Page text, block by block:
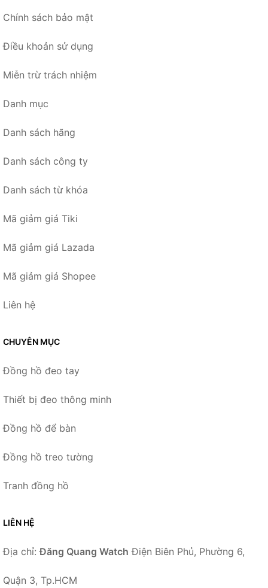
Chính sách bảo mật
Điều khoản sử dụng
Miễn trừ trách nhiệm
Danh mục
Danh sách hãng
Danh sách công ty
Danh sách từ khóa
Mã giảm giá Tiki
Mã giảm giá Lazada
Mã giảm giá Shopee
Liên hệ
CHUYÊN MỤC
Đồng hồ đeo tay
Thiết bị đeo thông minh
Đồng hồ để bàn
Đồng hồ treo tường
Tranh đồng hồ
LIÊN HỆ
Địa chỉ:Đăng Quang Watch Điện Biên Phủ, Phường 6,
Quận 3, Tp.HCM